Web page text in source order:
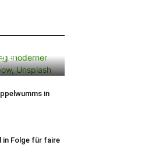
in
in Folge für faire